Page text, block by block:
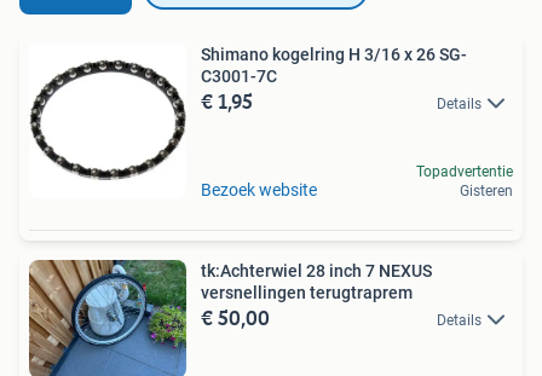
Shimano kogelring H 3/16 x 26 SG-
C3001-7C
€ 1,95 Details
Bezoek website
Topadvertentie
Gisteren
tk:Achterwiel 28 inch 7 NEXUS
versnellingen terugtraprem
€ 50,00 Details